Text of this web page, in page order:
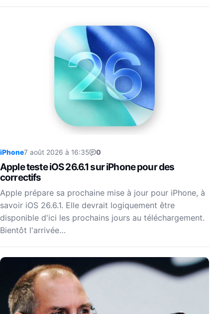
iPhone7 août 2026 à 16:35 0
Apple teste iOS 26.6.1 sur iPhone pour des
correctifs
Apple prépare sa prochaine mise à jour pour iPhone, à
savoir iOS 26.6.1. Elle devrait logiquement être
disponible d'ici les prochains jours au téléchargement.
Bientôt l'arrivée…